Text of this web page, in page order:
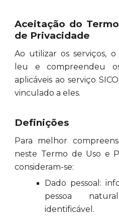
Aceitação do
de Privacidade
Ao utilizar os serviços,
leu e compreendeu
aplicáveis ao serviço
vinculado a eles.
Definições
Para melhor
neste Termo de Uso e
consideram-se:
Dado pessoal:
pessoa
identificável.